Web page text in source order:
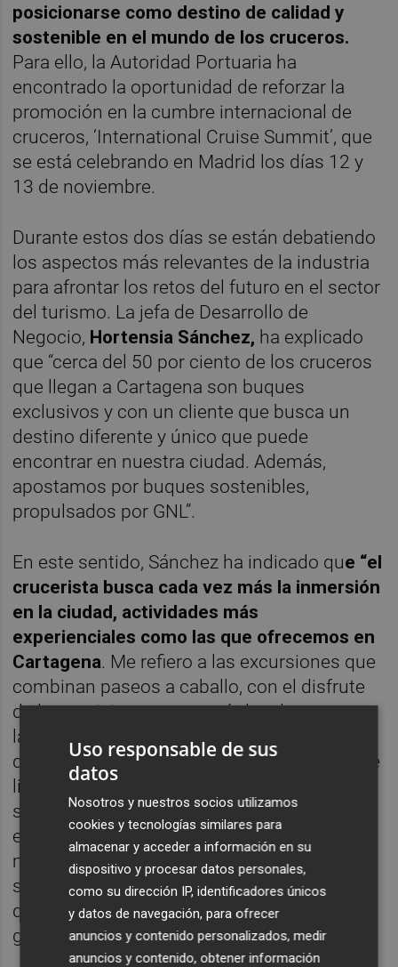
posicionarse como destino de calidad y
sostenible en el mundo de los cruceros.
Para ello, la Autoridad Portuaria ha
encontrado la oportunidad de reforzar la
promoción en la cumbre internacional de
cruceros, ‘International Cruise Summit’, que
se está celebrando en Madrid los días 12 y
13 de noviembre.
Durante estos dos días se están debatiendo
los aspectos más relevantes de la industria
para afrontar los retos del futuro en el sector
del turismo. La jefa de Desarrollo de
Negocio, Hortensia Sánchez, ha explicado
que “cerca del 50 por ciento de los cruceros
que llegan a Cartagena son buques
exclusivos y con un cliente que busca un
destino diferente y único que puede
encontrar en nuestra ciudad. Además,
apostamos por buques sostenibles,
propulsados por GNL”.
En este sentido, Sánchez ha indicado que “el
crucerista busca cada vez más la inmersión
en la ciudad, actividades más
experienciales como las que ofrecemos en
Cartagena. Me refiero a las excursiones que
combinan paseos a caballo, con el disfrute
de la exquisita gastronomía local y conocer
la historia de la ciudad; la “Experiencia 43”
donde se visita la fábrica para descubrir este
licor elaborado en Cartagena; o las visitas al
submarino Peral, al Faro de Cabo de Palos o
experiencias de buceo en las dos reservas
marinas o kayak”. Experiencias que se
suman a la oferta que abarca desde turismo
de sol y playa, patrimonial y cultural,
gastronómico y de naturaleza.
Uso responsable de sus
datos
Nosotros y nuestros socios utilizamos
cookies y tecnologías similares para
almacenar y acceder a información en su
dispositivo y procesar datos personales,
como su dirección IP, identificadores únicos
y datos de navegación, para ofrecer
anuncios y contenido personalizados, medir
anuncios y contenido, obtener información